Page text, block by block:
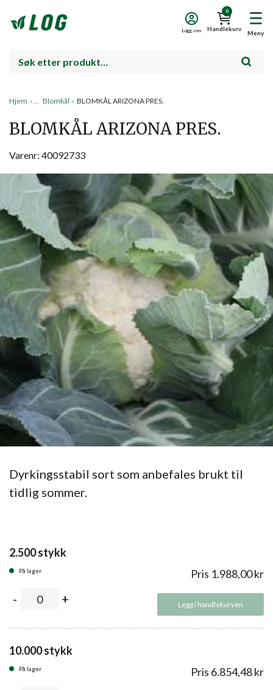
Meny
0
Handlekurv
Logg inn
Hjem › Blomkål › BLOMKÅL ARIZONA PRES.
BLOMKÅL ARIZONA PRES.
Varenr: 40092733
Dyrkingsstabil sort som anbefales brukt til
tidlig sommer.
2.500 stykk
På lager Pris 1.988,00kr
Legg i handlekurven
10.000 stykk
På lager Pris 6.854,48kr